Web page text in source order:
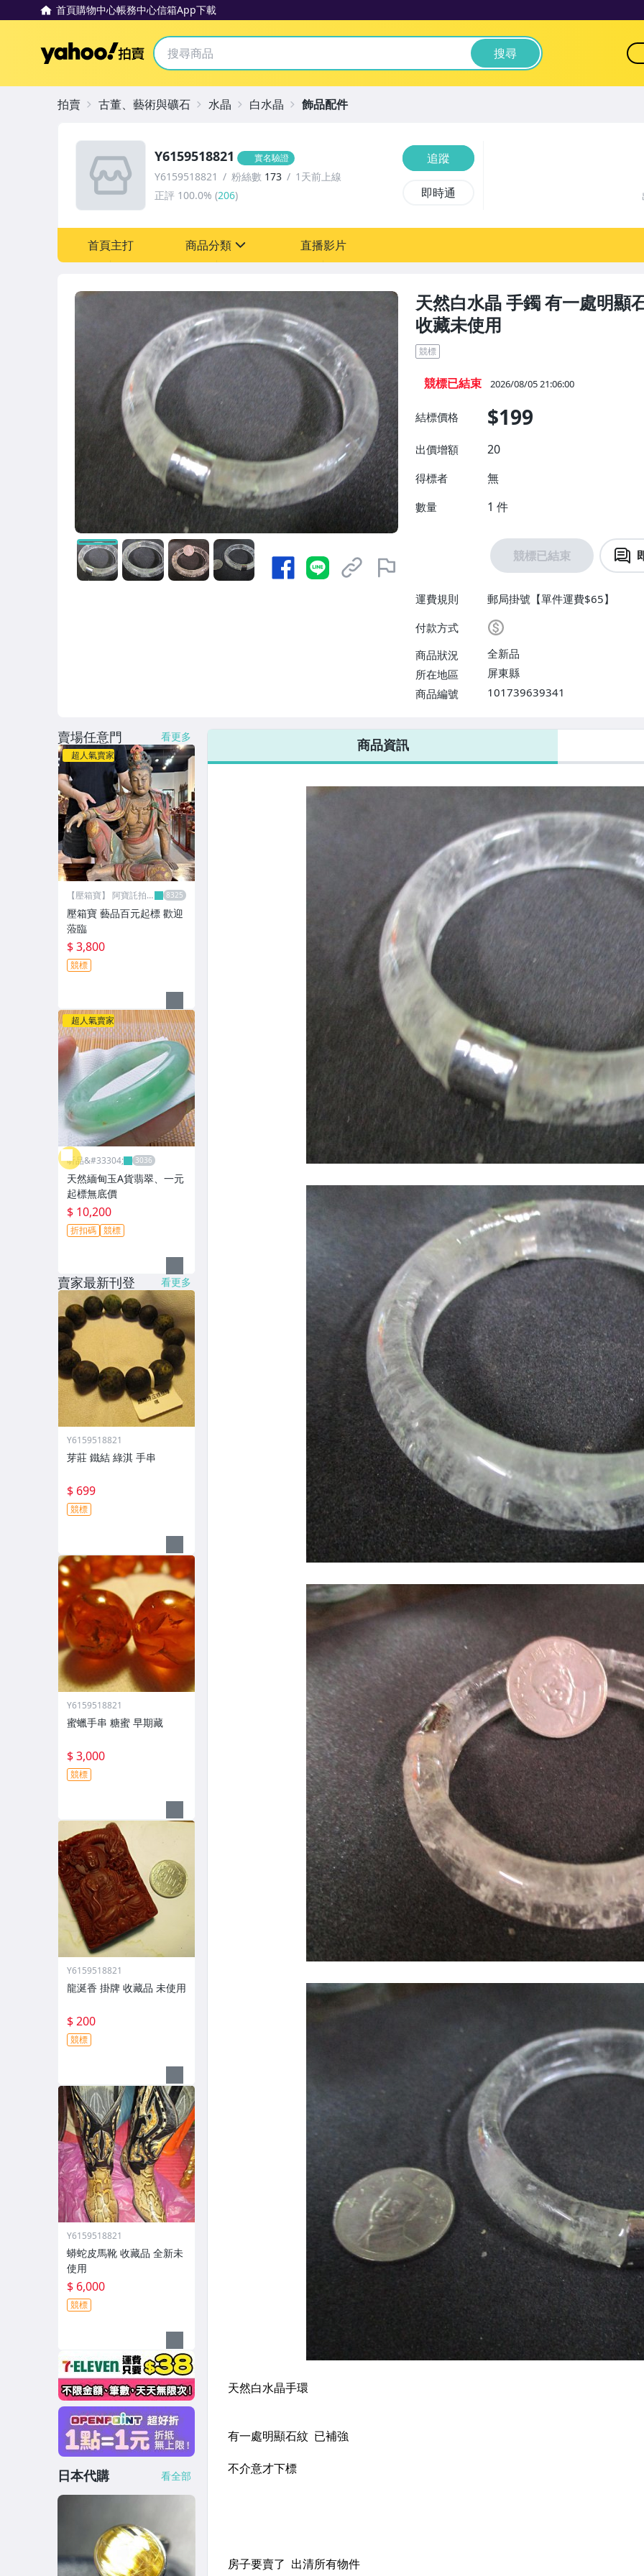
首頁購物中心帳務中心信箱App下載
Yahoo拍賣 搜尋
天然白水晶 手鐲 有一處明顯
收藏未使用
競標
競標已結束 2026/08/05 21:06:00
結標價格 $199
出價增額 20
得標者 無
數量 1 件
競標已結束
運費規則
郵局掛號【單件運費$65】
付款方式
商品狀況
全新品
所在地區
屏東縣
商品編號
101739639341
Y6159518821 實名驗證
Y6159518821 粉絲數 173
1天前上線
正評 100.0% (206)
追蹤
即時通
首頁主打 商品分類
寵物用品與水族
圖書/影音/文具
古董、藝術與礦石
汽機車精品百貨
居家、家具與園藝
玩具、模型與公仔
男性精品與服飾
女裝與服飾配件
手錶與飾品配件
直播影片
拍賣 古董、藝術與礦石 水晶 白水晶 飾品配件
商品資訊
賣場任意門 看更多
超人氣賣家
【壓箱寶】 阿寶託拍
壓箱寶 藝品百元起標 歡迎
蒞臨
$ 3,800
競標
超人氣賣家
昕品&#33304;
天然緬甸玉A貨翡翠、一元
起標無底價
$ 10,200
折扣碼 競標
賣家最新刊登 看更多
Y6159518821
芽莊 鐵結 綠淇 手串
$ 699
競標
Y6159518821
蜜蠟手串 糖蜜 早期藏
$ 3,000
競標
Y6159518821
龍涎香 掛牌 收藏品 未使用
$ 200
競標
Y6159518821
蟒蛇皮馬靴 收藏品 全新未
使用
$ 6,000
競標
日本代購 看全部